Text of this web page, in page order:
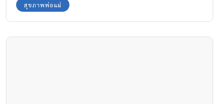
สุขภาพพ่อแม่